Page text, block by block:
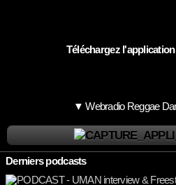
Téléchargez
▼ Webradio Reggae
Derniers podcasts